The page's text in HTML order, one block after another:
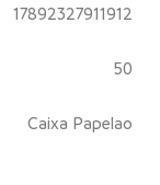
17892327911912
50
Caixa Papelao